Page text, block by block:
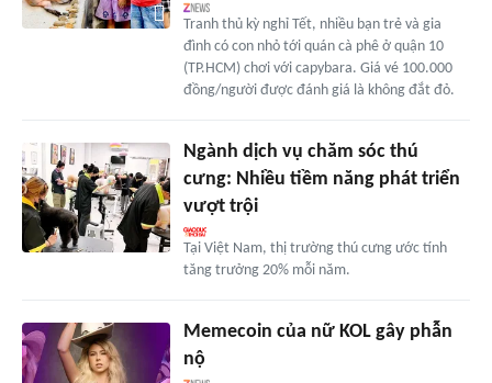
Tranh thủ kỳ nghỉ Tết, nhiều bạn trẻ và gia
đình có con nhỏ tới quán cà phê ở quận 10
(TP.HCM) chơi với capybara. Giá vé 100.000
đồng/người được đánh giá là không đắt đỏ.
Ngành dịch vụ chăm sóc thú
cưng: Nhiều tiềm năng phát triển
vượt trội
Tại Việt Nam, thị trường thú cưng ước tính
tăng trưởng 20% mỗi năm.
Memecoin của nữ KOL gây phẫn
nộ